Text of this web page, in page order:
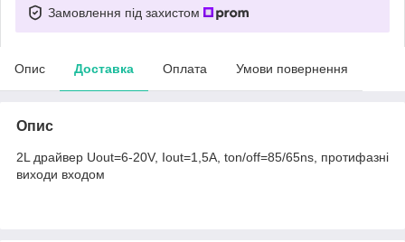
Замовлення під захистом
Опис Доставка Оплата Умови повернення
Опис
2L драйвер Uout=6-20V, Iout=1,5A, ton/off=85/65ns, протифазні
виходи входом